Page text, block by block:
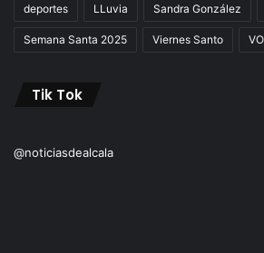
deportes LLuvia Sandra González
Semana Santa 2025 Viernes Santo
Tik Tok
@noticiasdealcala